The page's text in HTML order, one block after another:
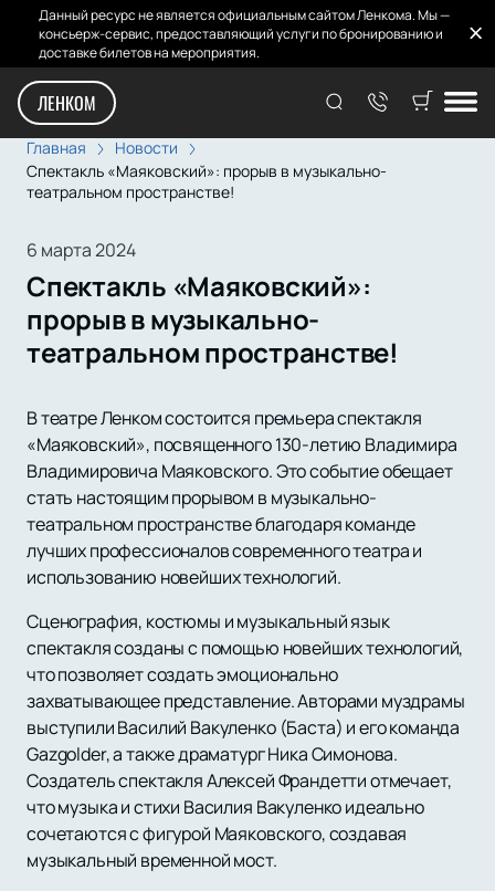
Данный ресурс не является официальным сайтом Ленкома. Мы —
консьерж-сервис, предоставляющий услуги по бронированию и
доставке билетов на мероприятия.
ЛЕНКОМ
Главная
Новости
Спектакль «Маяковский»: прорыв в музыкально-
театральном пространстве!
6 марта 2024
Спектакль «Маяковский»:
прорыв в музыкально-
театральном пространстве!
В театре Ленком состоится премьера спектакля
«Маяковский», посвященного 130-летию Владимира
Владимировича Маяковского. Это событие обещает
стать настоящим прорывом в музыкально-
театральном пространстве благодаря команде
лучших профессионалов современного театра и
использованию новейших технологий.
Сценография, костюмы и музыкальный язык
спектакля созданы с помощью новейших технологий,
что позволяет создать эмоционально
захватывающее представление. Авторами муздрамы
выступили Василий Вакуленко (Баста) и его команда
Gazgolder, а также драматург Ника Симонова.
Создатель спектакля Алексей Франдетти отмечает,
что музыка и стихи Василия Вакуленко идеально
сочетаются с фигурой Маяковского, создавая
музыкальный временной мост.